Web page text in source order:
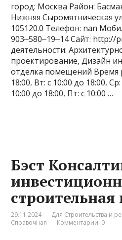
город: Москва Район:
Нижняя Сыромятническая
105120.0 Телефон: nan
903‒580‒19‒14 Сайт: http://
деятельности:
проектирование, Дизайн
отделка помещений Время
18:00, Вт: с 10:00 до 18:00,
10:00 до 18:00, Пт: с 10:00 …
Бэст
29.11.2024 Для Строительства и
Справочная
Комментарии: 0